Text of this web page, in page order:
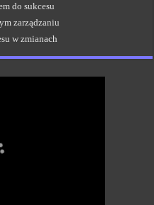
do sukcesu
zarządzaniu
w zmianach